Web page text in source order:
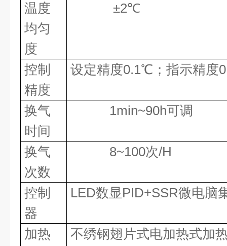
温度
均匀
度
±2℃
控制
精度
设定精度0.1℃；指示精度
换气
时间
1min~90h可调
换气
次数
8~100次/H
控制
器
LED数显PID+SSR微电脑
加热
不绣钢翅片式电加热式加